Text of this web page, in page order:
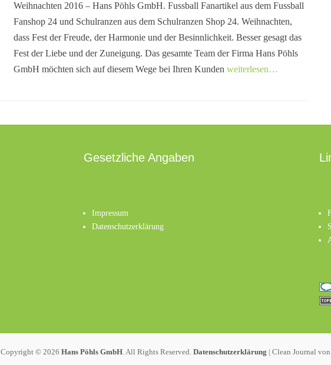
Weihnachten 2016 – Hans Pöhls GmbH. Fussball Fanartikel aus dem Fussball
Fanshop 24 und Schulranzen aus dem Schulranzen Shop 24. Weihnachten,
dass Fest der Freude, der Harmonie und der Besinnlichkeit. Besser gesagt das
Fest der Liebe und der Zuneigung. Das gesamte Team der Firma Hans Pöhls
GmbH möchten sich auf diesem Wege bei Ihren Kunden weiterlesen…
Gesetzliche Angaben
Impressum
Datenschutzerklärung
Copyright © 2026 Hans Pöhls GmbH. All Rights Reserved. Datenschutzerklärung | Clean Journal von